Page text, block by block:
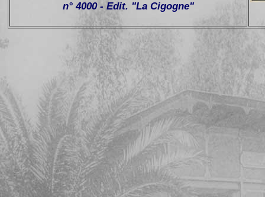
n° 4000 - Edit. "La Cigogne"